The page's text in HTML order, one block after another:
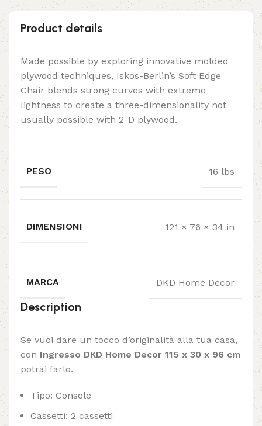
Product details
Made possible by exploring innovative molded
plywood techniques, Iskos-Berlin’s Soft Edge
Chair blends strong curves with extreme
lightness to create a three-dimensionality not
usually possible with 2-D plywood.
PESO 16 lbs
DIMENSIONI 121 × 76 × 34 in
MARCA DKD Home Decor
Description
Se vuoi dare un tocco d’originalità alla tua casa,
con Ingresso DKD Home Decor 115 x 30 x 96 cm
potrai farlo.
Tipo: Console
Cassetti: 2 cassetti